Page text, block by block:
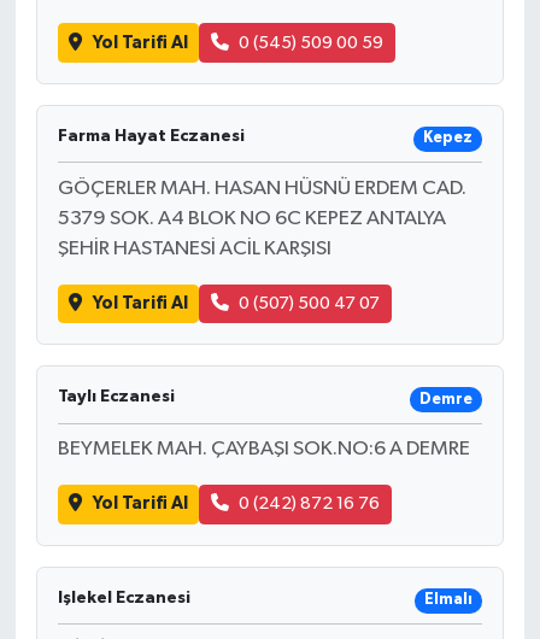
Yol Tarifi Al 0 (545) 509 00 59
Farma Hayat Eczanesi Kepez
GÖÇERLER MAH. HASAN HÜSNÜ ERDEM CAD.
5379 SOK. A4 BLOK NO 6C KEPEZ ANTALYA
ŞEHİR HASTANESİ ACİL KARŞISI
Yol Tarifi Al 0 (507) 500 47 07
Taylı Eczanesi Demre
BEYMELEK MAH. ÇAYBAŞI SOK.NO:6 A DEMRE
Yol Tarifi Al 0 (242) 872 16 76
Işlekel Eczanesi Elmalı